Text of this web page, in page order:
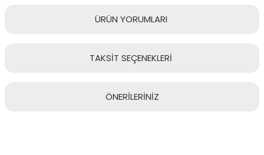
ÜRÜN YORUMLARI
TAKSİT SEÇENEKLERİ
ÖNERİLERİNİZ